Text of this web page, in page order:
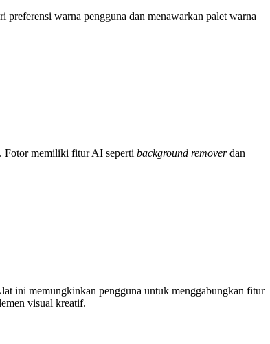
warna pengguna dan menawarkan palet warna
Fotor memiliki fitur AI seperti background removerdan
ini memungkinkan pengguna untuk menggabungkan fitur
visual kreatif.